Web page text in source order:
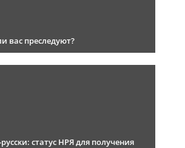
вас преследуют?
статус НРЯ для получения